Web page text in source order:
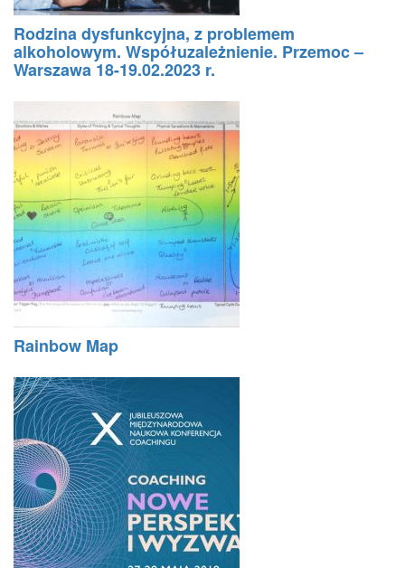
Rodzina dysfunkcyjna, z problemem
alkoholowym. Współuzależnienie. Przemoc –
Warszawa 18-19.02.2023 r.
Rainbow Map